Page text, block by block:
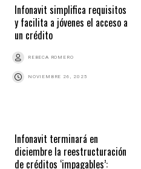
Infonavit simplifica requisitos
y facilita a jóvenes el acceso a
un crédito
REBECA ROMERO
NOVIEMBRE 26, 2025
Infonavit terminará en
diciembre la reestructuración
de créditos ‘impagables’: